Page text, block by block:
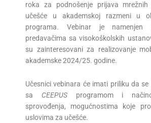
roka za podnošenje prijava
učešće u akademskoj razmeni u
programa. Vebinar je namenjen
predavačima sa visokoškolskih
su zainteresovani za realizovanje
akademske 2024/25. godine.
Učesnici vebinara će imati priliku da se
sa CEEPUS programom i
sprovođenja, mogućnostima koje
uslovima za učešće.